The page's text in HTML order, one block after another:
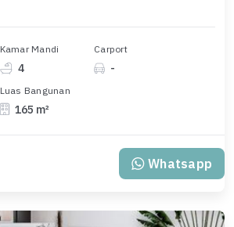
Kamar Mandi
4
Carport
-
Luas Bangunan
165 m²
Whatsapp